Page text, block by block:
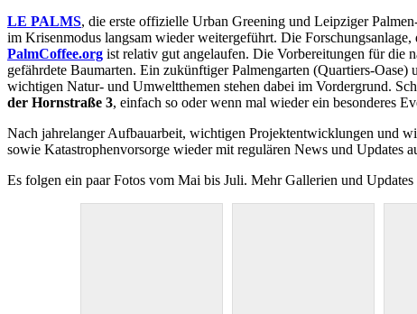
LE PALMS, die erste offizielle Urban Greening und Leipziger
im Krisenmodus langsam wieder weitergeführt. Die
PalmCoffee.org ist relativ gut angelaufen. Die Vorbereitungen für die
gefährdete Baumarten. Ein zukünftiger Palmengarten (Quartiers-
wichtigen Natur- und Umweltthemen stehen dabei im Vordergrund.
der Hornstraße 3, einfach so oder wenn mal wieder ein besonderes
Nach jahrelanger Aufbauarbeit, wichtigen Projektentwicklungen und
sowie Katastrophenvorsorge wieder mit regulären News und
Es folgen ein paar Fotos vom Mai bis Juli. Mehr Gallerien und